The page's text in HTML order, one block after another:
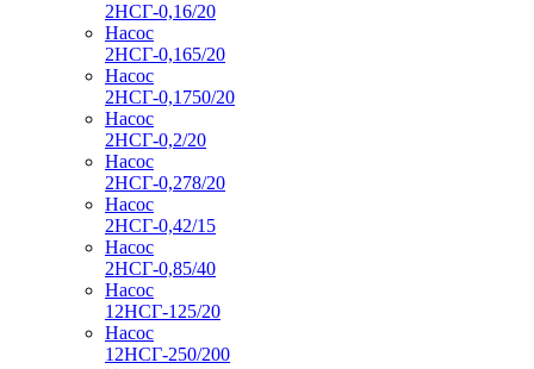
2НСГ-0,16/20
Насос
2НСГ-0,165/20
Насос
2НСГ-0,1750/20
Насос
2НСГ-0,2/20
Насос
2НСГ-0,278/20
Насос
2НСГ-0,42/15
Насос
2НСГ-0,85/40
Насос
12НСГ-125/20
Насос
12НСГ-250/200